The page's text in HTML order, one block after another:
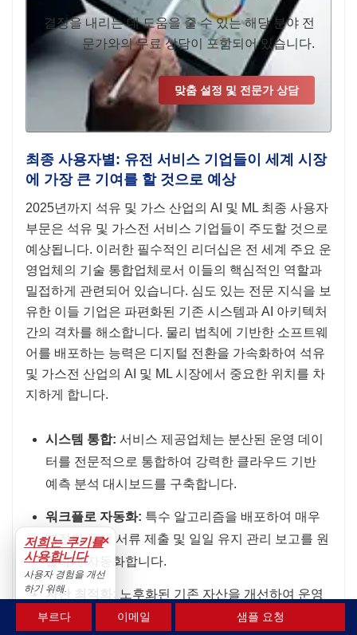
결정을 내리는 데 도움을 줄 수 있는 해당 분야 전
문가와의 무료 상담이 포함되어 있습니다.
맞춤 설정 및 전문가 상담
최종 사용자별: 유전 서비스 기업들이 세계 시장
에 가장 큰 기여를 할 것으로 예상
2025년까지 석유 및 가스 산업의 AI 및 ML 최종 사용자
부문은 석유 및 가스전 서비스 기업들이 주도할 것으로
예상됩니다. 이러한 필수적인 리더십은 전 세계 주요 운
영업체의 기술 통합업체로서 이들의 핵심적인 역할과
밀접하게 관련되어 있습니다. 심도 있는 전문 지식을 보
유한 이들 기업은 파편화된 기존 시스템과 AI 아키텍처
간의 격차를 해소합니다. 물리 법칙에 기반한 소프트웨
어를 배포하는 능력은 디지털 전환을 가속화하여 석유
및 가스전 산업의 AI 및 ML 시장에서 중요한 위치를 차
지하게 합니다.
시스템 통합: 서비스 제공업체는 분산된 운영 데이
터를 전문적으로 통합하여 강력한 클라우드 기반
예측 분석 대시보드를 구축합니다.
워크플로 자동화: 특수 알고리즘을 배포하여 매우
복잡한 규제 서류 제출 및 일일 유지 관리 보고를 원
활하게 자동화합니다.
자산 최적화:
노후화된 기존 자산을 개선하여 운영
수익을 최대 30%까지 꾸준히 증대시킵니다.
부르다 이메일 샘플 요청
저희는 쿠키를
사용합니다
×
사용자 경험을 개선
하기 위해.